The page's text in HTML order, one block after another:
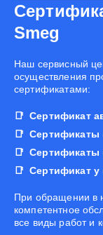
Smeg
Наш сервисный
осуществления
сертификатами:
Сертификат
Сертификаты
Сертификаты
Сертификат у
При обращении в
компетентное
все виды работ и